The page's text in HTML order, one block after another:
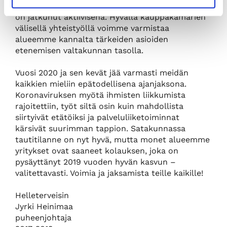
Länsi-Suomen kauppakamarien välinen yhteistyö
on jatkunut aktiivisena. Hyvällä kauppakamarien
välisellä yhteistyöllä voimme varmistaa
alueemme kannalta tärkeiden asioiden
etenemisen valtakunnan tasolla.
Vuosi 2020 ja sen kevät jää varmasti meidän
kaikkien mieliin epätodellisena ajanjaksona.
Koronaviruksen myötä ihmisten liikkumista
rajoitettiin, työt siltä osin kuin mahdollista
siirtyivät etätöiksi ja palveluliiketoiminnat
kärsivät suurimman tappion. Satakunnassa
tautitilanne on nyt hyvä, mutta monet alueemme
yritykset ovat saaneet kolauksen, joka on
pysäyttänyt 2019 vuoden hyvän kasvun –
valitettavasti. Voimia ja jaksamista teille kaikille!
Helleterveisin
Jyrki Heinimaa
puheenjohtaja